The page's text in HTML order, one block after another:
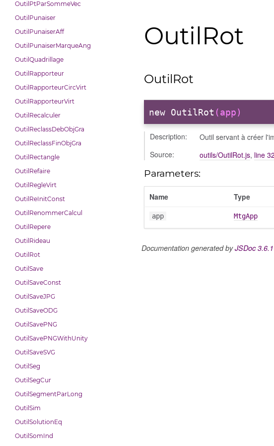
OutilPtParSommeVec
OutilPunaiser
OutilPunaiserAff
OutilPunaiserMarqueAng
OutilQuadrillage
OutilRapporteur
OutilRapporteurCircVirt
OutilRapporteurVirt
OutilRecalculer
OutilReclassDebObjGra
OutilReclassFinObjGra
OutilRectangle
OutilRefaire
OutilRegleVirt
OutilReInitConst
OutilRenommerCalcul
OutilRepere
OutilRideau
OutilRot
OutilSave
OutilSaveConst
OutilSaveJPG
OutilSaveODG
OutilSavePNG
OutilSavePNGWithUnity
OutilSaveSVG
OutilSeg
OutilSegCur
OutilSegmentParLong
OutilSim
OutilSolutionEq
OutilSomInd
OutilRot
OutilRot
new OutilRot (app)
Description:
Outil servant à créer
Source:
outils/OutilRot.js, line 32
Parameters:
Name Type
app MtgApp
Documentation generated byJSDoc